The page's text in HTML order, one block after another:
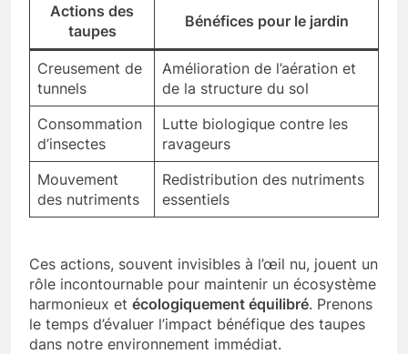
Actions des
taupes
Bénéfices pour le jardin
Creusement de
tunnels
Amélioration de l’aération et
de la structure du sol
Consommation
d’insectes
Lutte biologique contre les
ravageurs
Mouvement
des nutriments
Redistribution des nutriments
essentiels
Ces actions, souvent invisibles à l’œil nu, jouent un
rôle incontournable pour maintenir un écosystème
harmonieux et écologiquement équilibré. Prenons
le temps d’évaluer l’impact bénéfique des taupes
dans notre environnement immédiat.